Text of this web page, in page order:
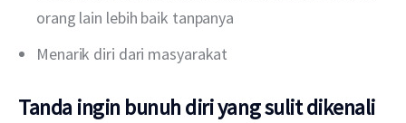
orang lain lebih baik tanpanya
Menarik diri dari masyarakat
Tanda ingin bunuh diri yang sulit dikenali